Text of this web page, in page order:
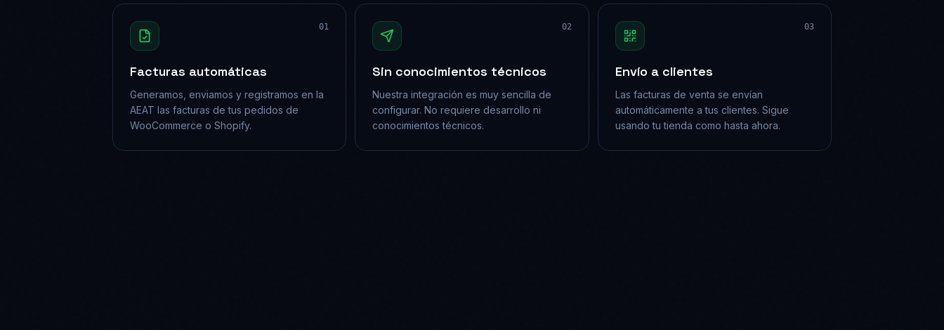
01
Facturas automáticas
Generamos, enviamos y registramos en la
AEAT las facturas de tus pedidos de
WooCommerce o Shopify.
02
Sin conocimientos técnicos
Nuestra integración es muy sencilla de
configurar. No requiere desarrollo ni
conocimientos técnicos.
03
Envío a clientes
Las facturas de venta se envían
automáticamente a tus clientes. Sigue
usando tu tienda como hasta ahora.